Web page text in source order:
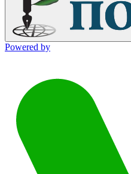
Powered by